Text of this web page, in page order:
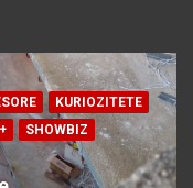
KURIOZITETE
SHOWBIZ